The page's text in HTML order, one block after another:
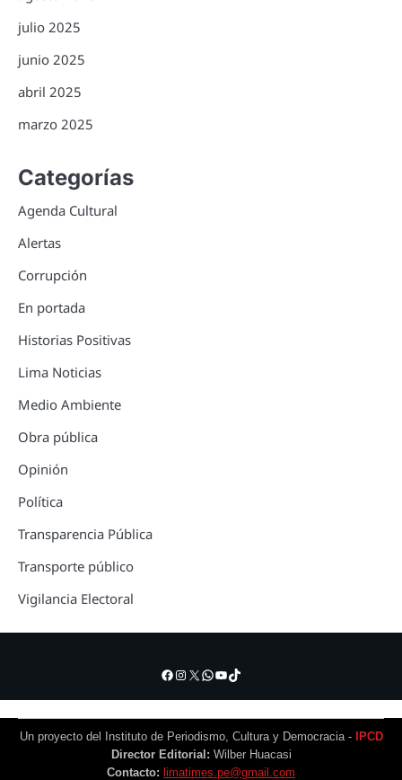
julio 2025
junio 2025
abril 2025
marzo 2025
Categorías
Agenda Cultural
Alertas
Corrupción
En portada
Historias Positivas
Lima Noticias
Medio Ambiente
Obra pública
Opinión
Política
Transparencia Pública
Transporte público
Vigilancia Electoral
Facebook
Instagram
X WhatsApp
YouTube
TikTok
Un proyecto del Instituto de Periodismo, Cultura y Democracia -
IPCD
Director Editorial: Wilber Huacasi
Contacto: limatimes.pe@gmail.com